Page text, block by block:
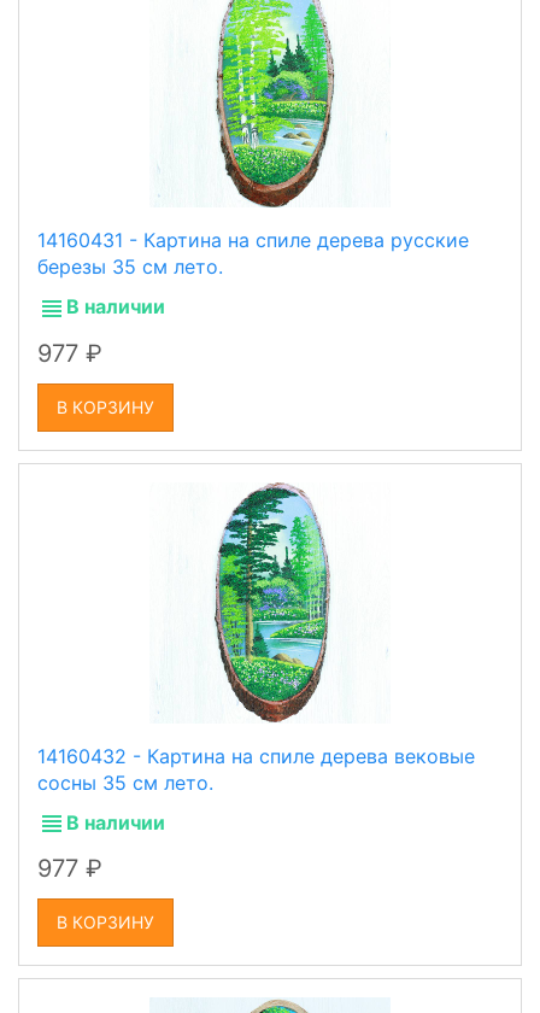
14160431 - Картина на спиле дерева русские
березы 35 см лето.
В наличии
977
В КОРЗИНУ
14160432 - Картина на спиле дерева вековые
сосны 35 см лето.
В наличии
977
В КОРЗИНУ